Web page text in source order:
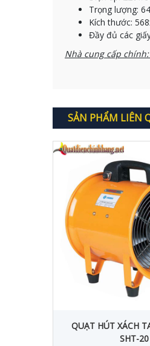
Trọng lượng:
Kích thước:
Đầy đủ các
Nhà cung cấp chính:
SẢN PHẨM LIÊN
QUẠT HÚT XÁCH
SHT-20